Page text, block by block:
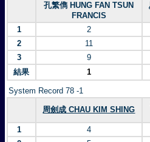
孔繁儁 HUNG FAN TSUN
FRANCIS
1
2
2
11
3
9
結果
1
System Record 78 -1
周劍成 CHAU KIM SHING
1
4